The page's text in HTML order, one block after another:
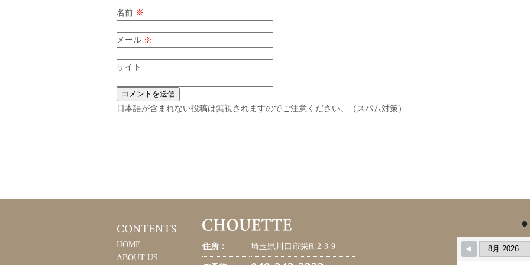
名前 ※
メール ※
サイト
日本語が含まれない投稿は無視されますのでご注意ください。（スパム対策）
CONTENTS
HOME
ABOUT US
住所： 埼玉県川口市栄町2-3-9
●